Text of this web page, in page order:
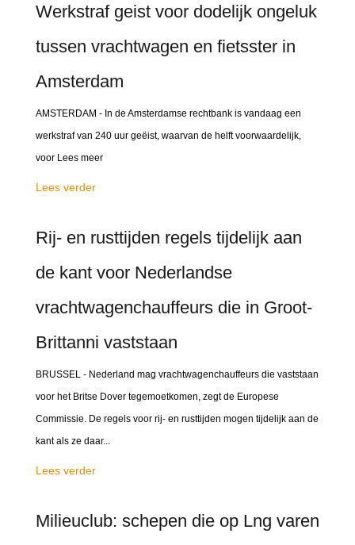
Werkstraf geist voor dodelijk ongeluk
tussen vrachtwagen en fietsster in
Amsterdam
AMSTERDAM - In de Amsterdamse rechtbank is vandaag een
werkstraf van 240 uur geëist, waarvan de helft voorwaardelijk,
voor Lees meer
Lees verder
Rij- en rusttijden regels tijdelijk aan
de kant voor Nederlandse
vrachtwagenchauffeurs die in Groot-
Brittanni vaststaan
BRUSSEL - Nederland mag vrachtwagenchauffeurs die vaststaan
voor het Britse Dover tegemoetkomen, zegt de Europese
Commissie. De regels voor rij- en rusttijden mogen tijdelijk aan de
kant als ze daar...
Lees verder
Milieuclub: schepen die op Lng varen